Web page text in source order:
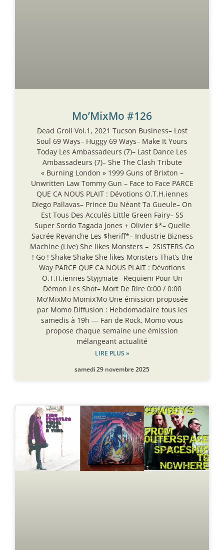
Mo’MixMo #126
Dead Groll Vol.1, 2021 Tucson Business– Lost
Soul 69 Ways– Huggy 69 Ways– Make It Yours
Today Les Ambassadeurs (7)– Last Dance Les
Ambassadeurs (7)– She The Clash Tribute
« Burning London » 1999 Guns of Brixton –
Unwritten Law Tommy Gun – Face to Face PARCE
QUE CA NOUS PLAIT : Dévotions O.T.H.iennes
Diego Pallavas– Prince Du Néant Ta Gueule– On
Est Tous Des Acculés Little Green Fairy– SS
Super Sordo Tagada Jones + Olivier $*– Quelle
Sacrée Revanche Les $heriff*– Industrie Bizness
Machine (Live) She likes Monsters – 2SISTERS Go
! Go ! Shake Shake She likes Monsters That’s the
Way PARCE QUE CA NOUS PLAIT : Dévotions
O.T.H.iennes Stygmate– Requiem Pour Un
Démon Les Shot– Mort De Rire 0:00 / 0:00
Mo'MixMo Momix’Mo Une émission proposée
par Momo Diffusion : Hebdomadaire tous les
samedis à 19h — Fan de Rock, Momo vous
propose chaque semaine une émission
mélangeant actualité
LIRE PLUS »
samedi 29 novembre 2025